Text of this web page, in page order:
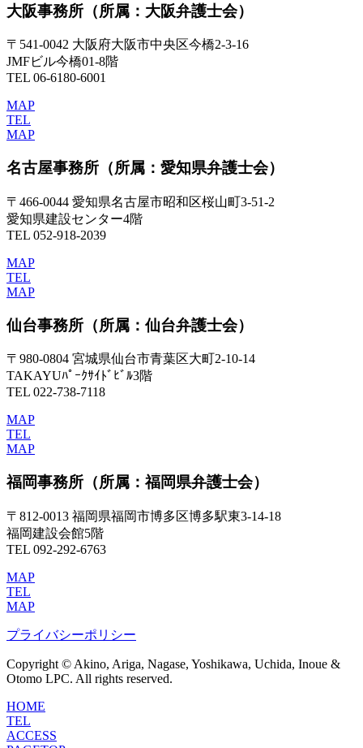
大阪事務所 （所属：大阪弁護士会）
〒541-0042 大阪府大阪市中央区今橋2-3-16
JMFビル今橋01-8階
TEL 06-6180-6001
MAP
TEL
MAP
名古屋事務所 （所属：愛知県弁護士会）
〒466-0044 愛知県名古屋市昭和区桜山町3-51-2
愛知県建設センター4階
TEL 052-918-2039
MAP
TEL
MAP
仙台事務所 （所属：仙台弁護士会）
〒980-0804 宮城県仙台市青葉区大町2-10-14
TAKAYUﾊﾟｰｸｻｲﾄﾞﾋﾞﾙ3階
TEL 022-738-7118
MAP
TEL
MAP
福岡事務所 （所属：福岡県弁護士会）
〒812-0013 福岡県福岡市博多区博多駅東3-14-18
福岡建設会館5階
TEL 092-292-6763
MAP
TEL
MAP
プライバシーポリシー
Copyright © Akino, Ariga, Nagase, Yoshikawa, Uchida, Inoue &
Otomo LPC. All rights reserved.
HOME
TEL
ACCESS